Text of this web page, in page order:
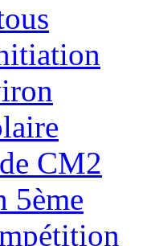
CM2
5ème